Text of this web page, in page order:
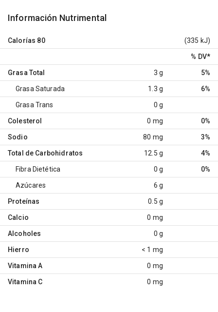
Información Nutrimental
Calorías 80 (335 kJ)
% DV*
Grasa Total 3 g 5%
Grasa Saturada 1.3 g 6%
Grasa Trans 0 g
Colesterol 0 mg 0%
Sodio 80 mg 3%
Total de Carbohidratos 12.5 g 4%
Fibra Dietética 0 g 0%
Azúcares 6 g
Proteínas 0.5 g
Calcio 0 mg
Alcoholes 0 g
Hierro < 1 mg
Vitamina A 0 mg
Vitamina C 0 mg